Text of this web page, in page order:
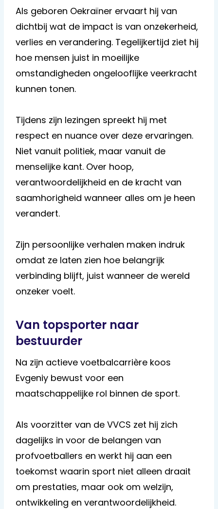
Als geboren Oekraïner ervaart hij van
dichtbij wat de impact is van onzekerheid,
verlies en verandering. Tegelijkertijd ziet hij
hoe mensen juist in moeilijke
omstandigheden ongelooflijke veerkracht
kunnen tonen.
Tijdens zijn lezingen spreekt hij met
respect en nuance over deze ervaringen.
Niet vanuit politiek, maar vanuit de
menselijke kant. Over hoop,
verantwoordelijkheid en de kracht van
saamhorigheid wanneer alles om je heen
verandert.
Zijn persoonlijke verhalen maken indruk
omdat ze laten zien hoe belangrijk
verbinding blijft, juist wanneer de wereld
onzeker voelt.
Van topsporter naar
bestuurder
Na zijn actieve voetbalcarrière koos
Evgeniy bewust voor een
maatschappelijke rol binnen de sport.
Als voorzitter van de VVCS zet hij zich
dagelijks in voor de belangen van
profvoetballers en werkt hij aan een
toekomst waarin sport niet alleen draait
om prestaties, maar ook om welzijn,
ontwikkeling en verantwoordelijkheid.